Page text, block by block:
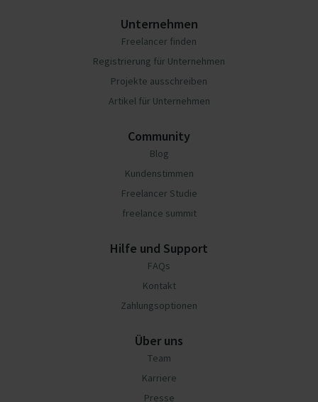
Unternehmen
Freelancer finden
Registrierung für Unternehmen
Projekte ausschreiben
Artikel für Unternehmen
Community
Blog
Kundenstimmen
Freelancer Studie
freelance summit
Hilfe und Support
FAQs
Kontakt
Zahlungsoptionen
Über uns
Team
Karriere
Presse